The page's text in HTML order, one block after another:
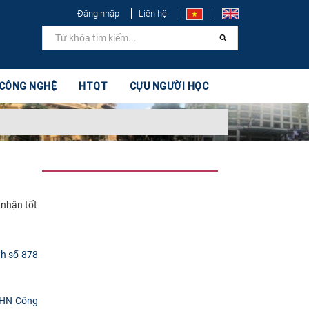
Đăng nhập Liên hệ
NGHỆ HTQT CỰU NGƯỜI HỌC
tốt
số 878
Công